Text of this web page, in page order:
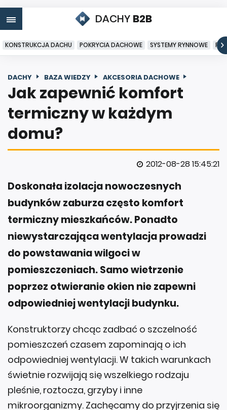
DACHY B2B
KONSTRUKCJA DACHU POKRYCIA DACHOWE SYSTEMY RYNNOWE
DACHY BAZA WIEDZY AKCESORIA DACHOWE
Jak zapewnić komfort
termiczny w każdym
domu?
2012-08-28 15:45:21
Doskonała izolacja nowoczesnych
budynków zaburza często komfort
termiczny mieszkańców. Ponadto
niewystarczająca wentylacja prowadzi
do powstawania wilgoci w
pomieszczeniach. Samo wietrzenie
poprzez otwieranie okien nie zapewni
odpowiedniej wentylacji budynku.
Konstruktorzy chcąc zadbać o szczelność
pomieszczeń czasem zapominają o ich
odpowiedniej wentylacji. W takich warunkach
świetnie rozwijają się wszelkiego rodzaju
pleśnie, roztocza, grzyby i inne
mikroorganizmy. Zachęcamy do przyjrzenia się